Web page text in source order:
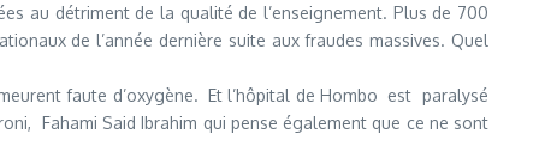
au détriment de la qualité de l’enseignement. Plus de 700
de l’année dernière suite aux fraudes massives. Quel
faute d’oxygène. Et l’hôpital de Hombo est paralysé
Fahami Said Ibrahim qui pense également que ce ne sont